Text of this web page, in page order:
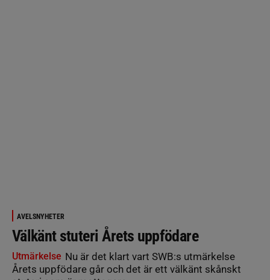
AVELSNYHETER
Välkänt stuteri Årets uppfödare
Utmärkelse Nu är det klart vart SWB:s utmärkelse
Årets uppfödare går och det är ett välkänt skånskt